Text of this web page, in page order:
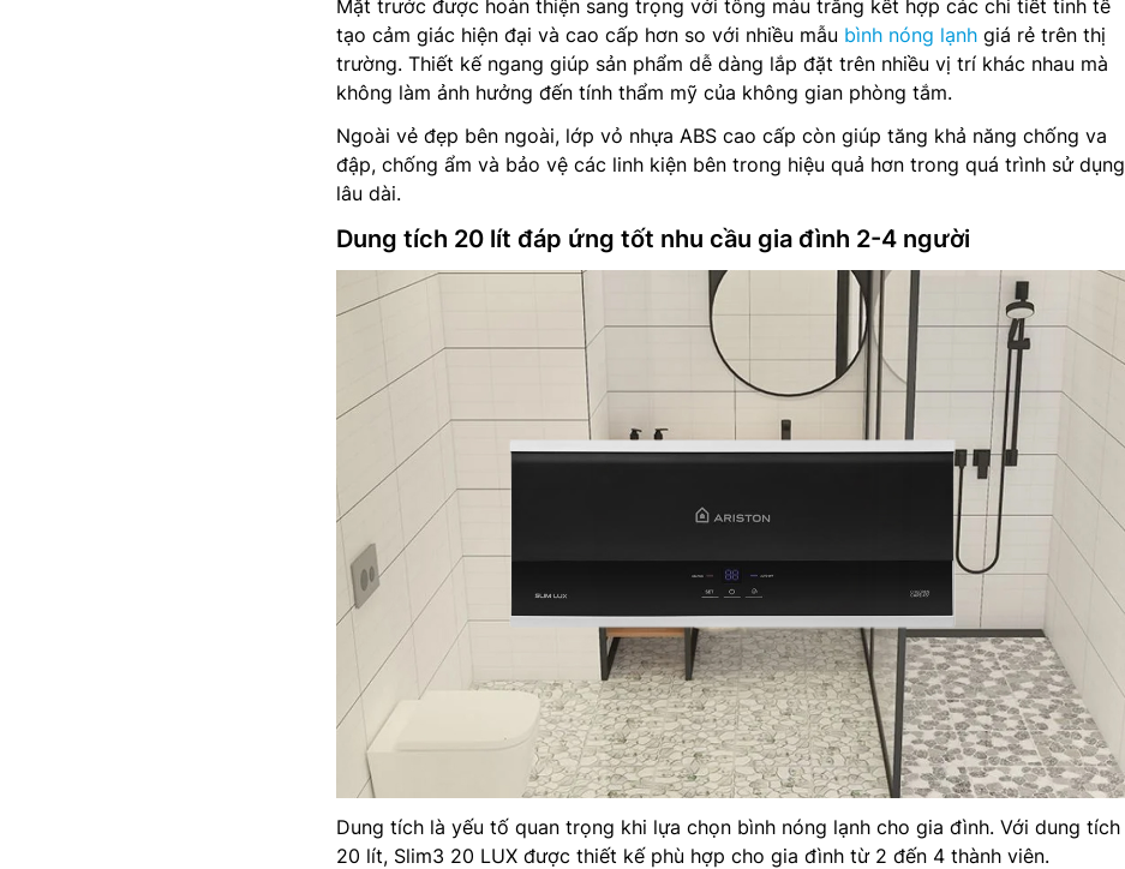
Mặt trước được hoàn thiện sang trọng với tông màu trắng kết hợp các chi tiết tinh tế
tạo cảm giác hiện đại và cao cấp hơn so với nhiều mẫu bình nóng lạnh giá rẻ trên thị
trường. Thiết kế ngang giúp sản phẩm dễ dàng lắp đặt trên nhiều vị trí khác nhau mà
không làm ảnh hưởng đến tính thẩm mỹ của không gian phòng tắm.
Ngoài vẻ đẹp bên ngoài, lớp vỏ nhựa ABS cao cấp còn giúp tăng khả năng chống va
đập, chống ẩm và bảo vệ các linh kiện bên trong hiệu quả hơn trong quá trình sử dụng
lâu dài.
Dung tích 20 lít đáp ứng tốt nhu cầu gia đình 2-4 người
Dung tích là yếu tố quan trọng khi lựa chọn bình nóng lạnh cho gia đình. Với dung tích
20 lít, Slim3 20 LUX được thiết kế phù hợp cho gia đình từ 2 đến 4 thành viên.